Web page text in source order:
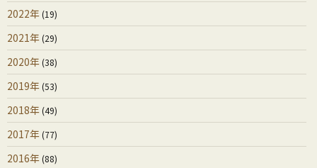
2022年(19)
2021年(29)
2020年(38)
2019年(53)
2018年(49)
2017年(77)
2016年(88)